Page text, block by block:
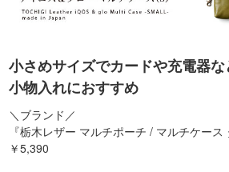
小さめサイズでカードや充電器な
小物入れにおすすめ
＼ブランド／
『栃木レザー マルチポーチ / マルチケー
￥5,390